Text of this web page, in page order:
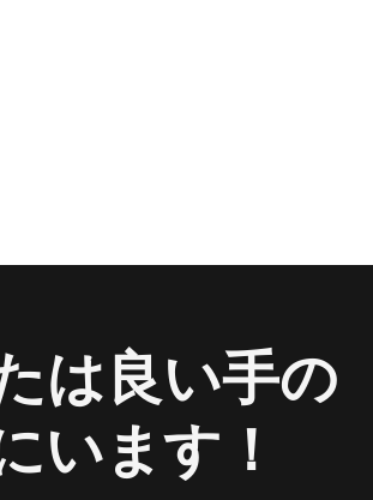
は良い手の
います！